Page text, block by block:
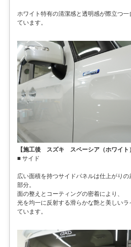
ホワイト特有の清潔感と透明感が際立つ一
ています。
【施工後 スズキ スペーシア（ホワイト
■ サイド
広い面積を持つサイドパネルは仕上がりの
部分。
面の整えとコーティングの密着により、
光を均一に反射する滑らかな艶と美しいラ
ています。